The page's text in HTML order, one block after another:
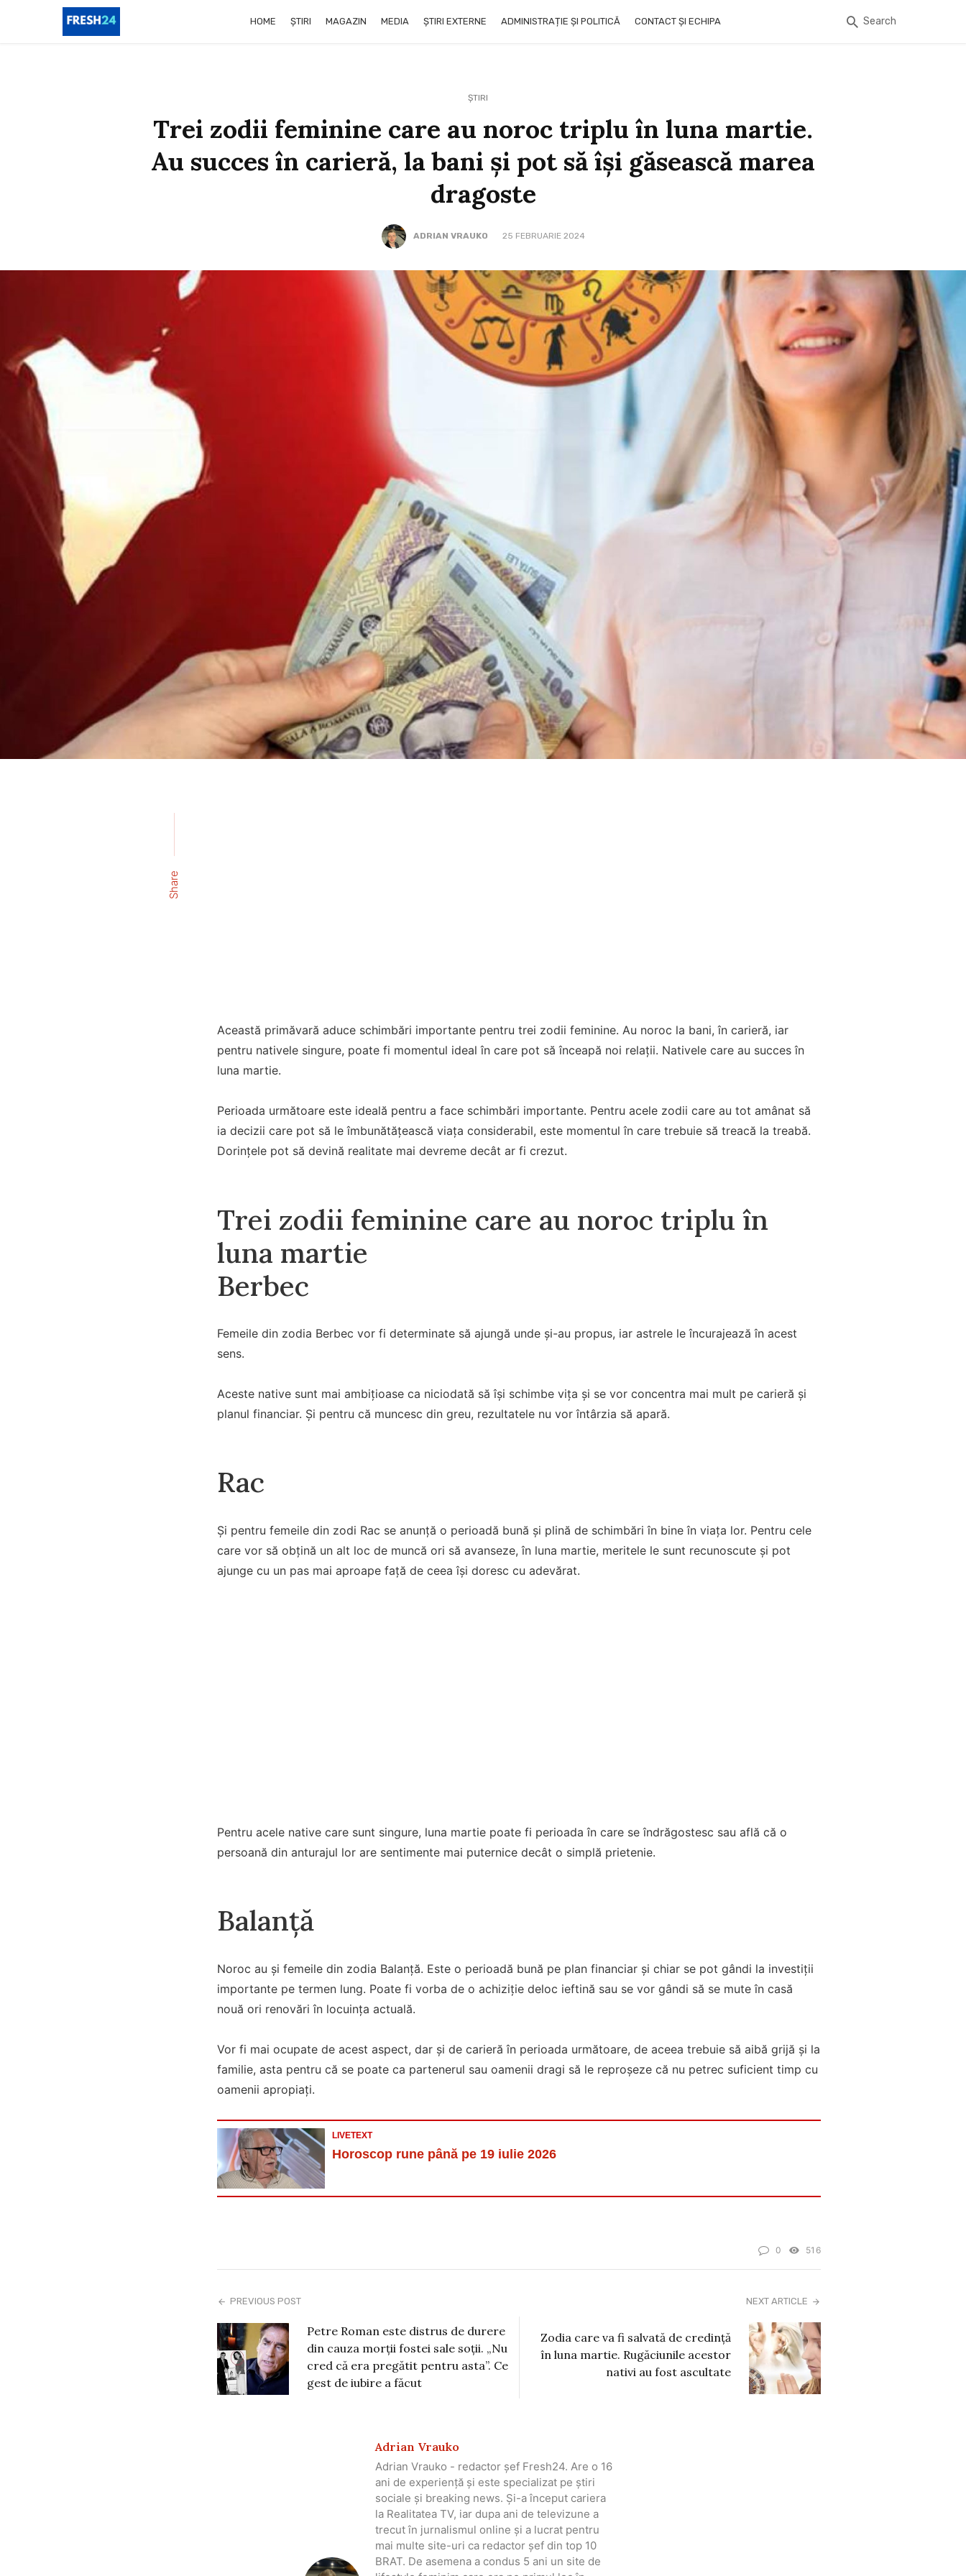
HOME ȘTIRI MAGAZIN MEDIA ȘTIRI EXTERNE ADMINISTRAȚIE ȘI POLITICĂ CONTACT ȘI ECHIPA Search
ȘTIRI
Trei zodii feminine care au noroc triplu în luna martie.
Au succes în carieră, la bani și pot să își găsească marea
dragoste
ADRIAN VRAUKO 25 FEBRUARIE 2024
Share
Această primăvară aduce schimbări importante pentru trei zodii feminine. Au noroc la bani, în carieră, iar
pentru nativele singure, poate fi momentul ideal în care pot să înceapă noi relații. Nativele care au succes în
luna martie.
Perioada următoare este ideală pentru a face schimbări importante. Pentru acele zodii care au tot amânat să
ia decizii care pot să le îmbunătățească viața considerabil, este momentul în care trebuie să treacă la treabă.
Dorințele pot să devină realitate mai devreme decât ar fi crezut.
Trei zodii feminine care au noroc triplu în
luna martie
Berbec
Femeile din zodia Berbec vor fi determinate să ajungă unde și-au propus, iar astrele le încurajează în acest
sens.
Aceste native sunt mai ambițioase ca niciodată să își schimbe vița și se vor concentra mai mult pe carieră și
planul financiar. Și pentru că muncesc din greu, rezultatele nu vor întârzia să apară.
Rac
Și pentru femeile din zodi Rac se anunță o perioadă bună și plină de schimbări în bine în viața lor. Pentru cele
care vor să obțină un alt loc de muncă ori să avanseze, în luna martie, meritele le sunt recunoscute și pot
ajunge cu un pas mai aproape față de ceea își doresc cu adevărat.
Pentru acele native care sunt singure, luna martie poate fi perioada în care se îndrăgostesc sau află că o
persoană din anturajul lor are sentimente mai puternice decât o simplă prietenie.
Balanță
Noroc au și femeile din zodia Balanță. Este o perioadă bună pe plan financiar și chiar se pot gândi la investiții
importante pe termen lung. Poate fi vorba de o achiziție deloc ieftină sau se vor gândi să se mute în casă
nouă ori renovări în locuința actuală.
Vor fi mai ocupate de acest aspect, dar și de carieră în perioada următoare, de aceea trebuie să aibă grijă și la
familie, asta pentru că se poate ca partenerul sau oamenii dragi să le reproșeze că nu petrec suficient timp cu
oamenii apropiați.
LIVETEXT
Horoscop rune până pe 19 iulie 2026
0 516
PREVIOUS POST
Petre Roman este distrus de durere
din cauza morții fostei sale soții. „Nu
cred că era pregătit pentru asta”. Ce
gest de iubire a făcut
NEXT ARTICLE
Zodia care va fi salvată de credință
în luna martie. Rugăciunile acestor
nativi au fost ascultate
Adrian Vrauko
Adrian Vrauko - redactor șef Fresh24. Are o 16
ani de experiență și este specializat pe știri
sociale și breaking news. Și-a început cariera
la Realitatea TV, iar dupa ani de televizune a
trecut în jurnalismul online și a lucrat pentru
mai multe site-uri ca redactor șef din top 10
BRAT. De asemena a condus 5 ani un site de